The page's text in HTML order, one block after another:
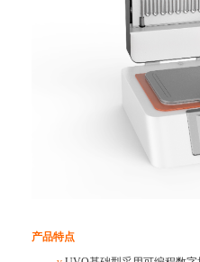
触屏式紫外
产品特点